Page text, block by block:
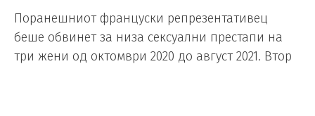
Поранешниот француски репрезентативец
беше обвинет за низа сексуални престапи на
три жени од октомври 2020 до август 2021. Втор